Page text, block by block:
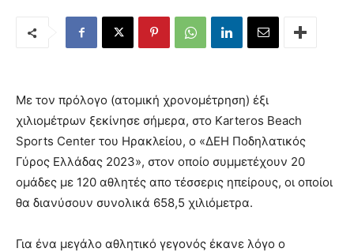
Με τον πρόλογο (ατομική χρονομέτρηση) έξι
χιλιομέτρων ξεκίνησε σήμερα, στο Karteros Beach
Sports Center του Ηρακλείου, ο «ΔΕΗ Ποδηλατικός
Γύρος Ελλάδας 2023», στον οποίο συμμετέχουν 20
ομάδες με 120 αθλητές απο τέσσερις ηπείρους, οι οποίοι
θα διανύσουν συνολικά 658,5 χιλιόμετρα.
Για ένα μεγάλο αθλητικό γεγονός έκανε λόγο ο